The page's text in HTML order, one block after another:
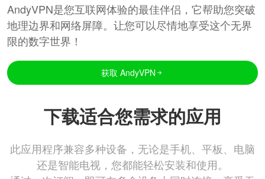
AndyVPN是您互联网体验的最佳伴侣，它帮助您突破
地理边界和网络屏障。让您可以尽情地享受这个无界
限的数字世界！
获取 AndyVPN
下载适合您需求的应用
此应用程序兼容多种设备，无论是手机、平板、电脑
还是智能电视，您都能轻松安装和使用。